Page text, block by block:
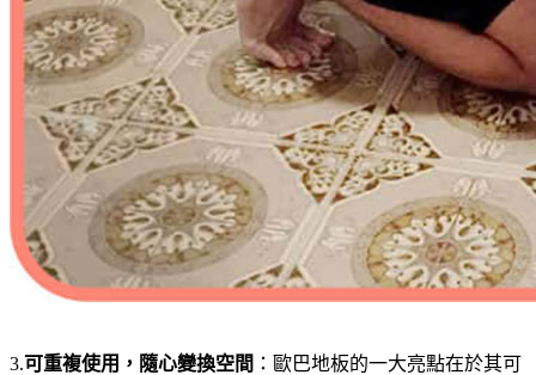
3.可重複使用，隨心變換空間 ：歐巴地板的一大亮點在於其可